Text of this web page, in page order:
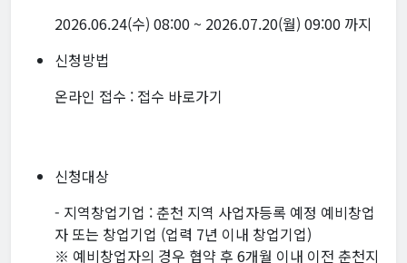
2026.06.24(수) 08:00 ~ 2026.07.20(월) 09:00 까지
신청방법
온라인 접수 : 접수 바로가기
신청대상
- 지역창업기업 : 춘천 지역 사업자등록 예정 예비창업
자 또는 창업기업 (업력 7년 이내 창업기업)
※ 예비창업자의 경우 협약 후 6개월 이내 이전 춘천지